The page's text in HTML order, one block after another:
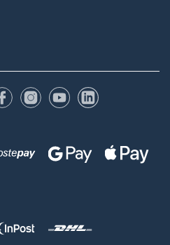
FacebookInstagram
YouTubeLinkedIn